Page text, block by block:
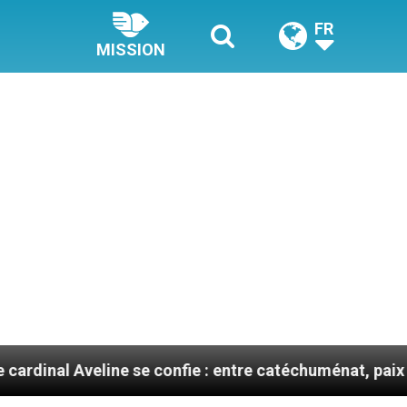
MISSION
FR
se confie : entre catéchuménat, paix et défis